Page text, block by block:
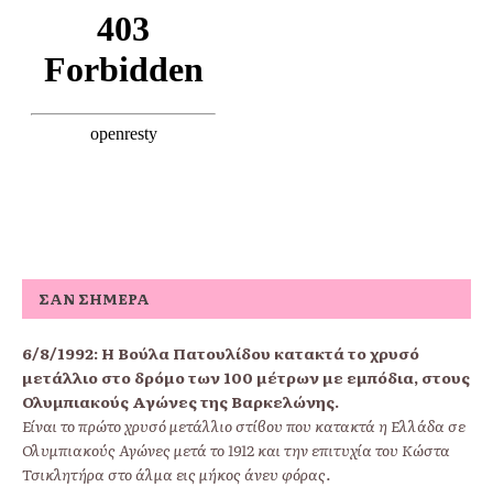
ΣΑΝ ΣΉΜΕΡΑ
6/8/1992: Η Βούλα Πατουλίδου κατακτά το χρυσό
μετάλλιο στο δρόμο των 100 μέτρων με εμπόδια, στους
Ολυμπιακούς Αγώνες της Βαρκελώνης.
Είναι το πρώτο χρυσό μετάλλιο στίβου που κατακτά η Ελλάδα σε
Ολυμπιακούς Αγώνες μετά το 1912 και την επιτυχία του Κώστα
Τσικλητήρα στο άλμα εις μήκος άνευ φόρας.